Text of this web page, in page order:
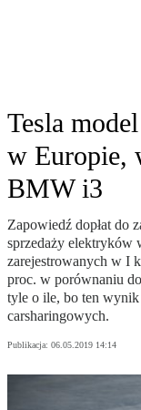
Tesla
w Europie,
BMW i3
Zapowiedź dopłat do
sprzedaży elektryków
zarejestrowanych w I
proc. w porównaniu
tyle o ile, bo ten
carsharingowych.
Publikacja: 06.05.2019 14:14